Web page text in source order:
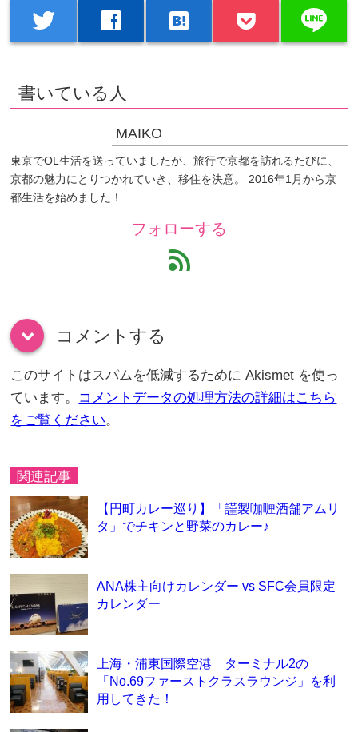
twitter facebook hatenabookmark line
書いている人
MAIKO
東京でOL生活を送っていましたが、旅行で京都を訪れるたびに、
京都の魅力にとりつかれていき、移住を決意。 2016年1月から京
都生活を始めました！
フォローする
feed
down コメントする
このサイトはスパムを低減するために Akismet を使っ
ています。 コメントデータの処理方法の詳細はこちら
をご覧ください。
関連記事
【円町カレー巡り】「謹製咖喱酒舗アムリ
タ」でチキンと野菜のカレー♪
ANA株主向けカレンダー vs SFC会員限定
カレンダー
上海・浦東国際空港 ターミナル2の
「No.69ファーストクラスラウンジ」を利
用してきた！